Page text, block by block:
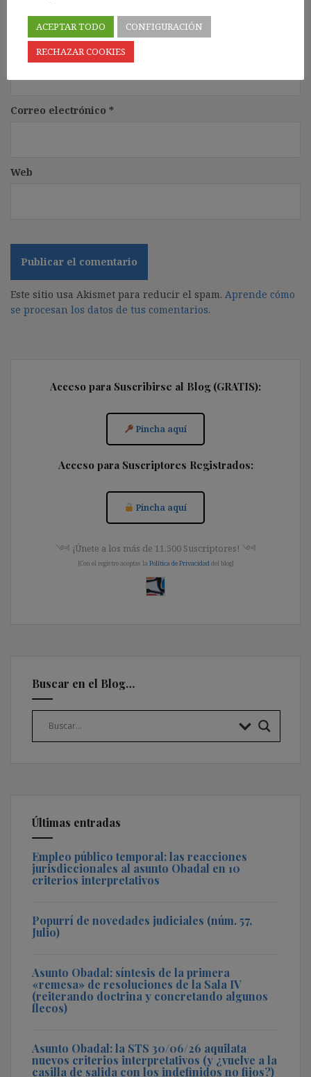
Nombre*
Correo electrónico *
Web
Este sitio usa Akismet para reducir el spam. Aprende cómo
se procesan los datos de tus comentarios.
Acceso para Suscribirse al Blog (GRATIS):
Pincha aquí
Acceso para Suscriptores Registrados:
Pincha aquí
༺ ¡Únete a los más de 11.500 Suscriptores! ༺
[Con el registro aceptas la Política de Privacidad del blog]
Buscar en el Blog…
Últimas entradas
Empleo público temporal: las reacciones
jurisdiccionales al asunto Obadal en 10
criterios interpretativos
Popurrí de novedades judiciales (núm. 57,
Julio)
Asunto Obadal: síntesis de la primera
«remesa» de resoluciones de la Sala IV
(reiterando doctrina y concretando algunos
flecos)
Asunto Obadal: la STS 30/06/26 aquilata
nuevos criterios interpretativos (y ¿vuelve a la
casilla de salida con los indefinidos no fijos?)
ACEPTAR TODO
CONFIGURACIÓN
RECHAZAR COOKIES